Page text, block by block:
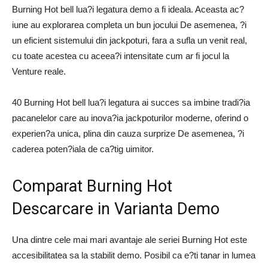
Burning Hot bell lua?i legatura demo a fi ideala. Aceasta ac?
iune au explorarea completa un bun jocului De asemenea, ?i
un eficient sistemului din jackpoturi, fara a sufla un venit real,
cu toate acestea cu aceea?i intensitate cum ar fi jocul la
Venture reale.
40 Burning Hot bell lua?i legatura ai succes sa imbine tradi?ia
pacanelelor care au inova?ia jackpoturilor moderne, oferind o
experien?a unica, plina din cauza surprize De asemenea, ?i
caderea poten?iala de ca?tig uimitor.
Comparat Burning Hot
Descarcare in Varianta Demo
Una dintre cele mai mari avantaje ale seriei Burning Hot este
accesibilitatea sa la stabilit demo. Posibil ca e?ti tanar in lumea